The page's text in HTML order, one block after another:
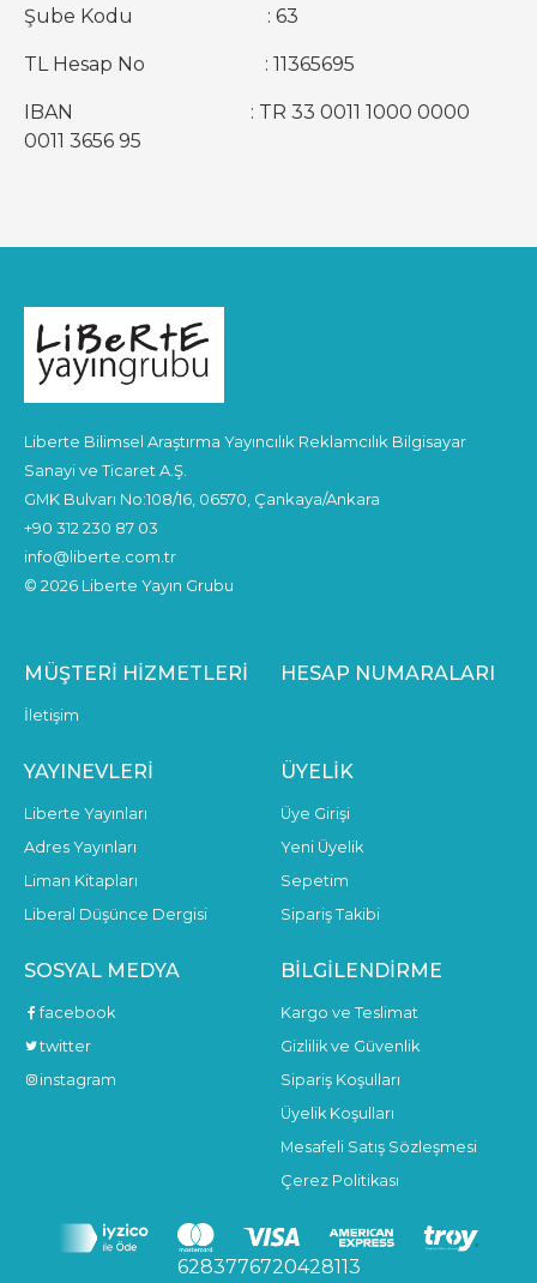
Şube Kodu : 63
TL Hesap No : 11365695
IBAN : TR 33 0011 1000 0000
0011 3656 95
Liberte Bilimsel Araştırma Yayıncılık Reklamcılık Bilgisayar
Sanayi ve Ticaret A.Ş.
GMK Bulvarı No:108/16, 06570, Çankaya/Ankara
+90 312 230 87 03
info@liberte.com.tr
© 2026 Liberte Yayın Grubu
MÜŞTERI HIZMETLERI
İletişim
HESAP NUMARALARI
YAYINEVLERI
Liberte Yayınları
Adres Yayınları
Liman Kitapları
Liberal Düşünce Dergisi
ÜYELIK
Üye Girişi
Yeni Üyelik
Sepetim
Sipariş Takibi
SOSYAL MEDYA
facebook
twitter
instagram
BILGILENDIRME
Kargo ve Teslimat
Gizlilik ve Güvenlik
Sipariş Koşulları
Üyelik Koşulları
Mesafeli Satış Sözleşmesi
Çerez Politikası
6283776720428113